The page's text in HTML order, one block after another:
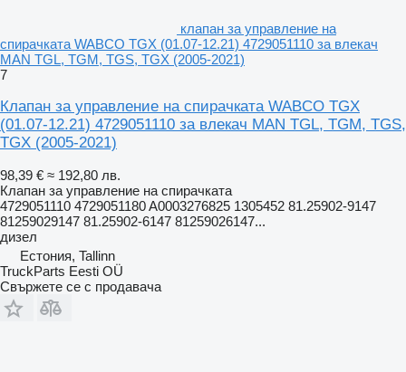
клапан за управление на
спирачката WABCO TGX (01.07-12.21) 4729051110 за влекач
MAN TGL, TGM, TGS, TGX (2005-2021)
7
Клапан за управление на спирачката WABCO TGX
(01.07-12.21) 4729051110 за влекач MAN TGL, TGM, TGS,
TGX (2005-2021)
98,39 € ≈ 192,80 лв.
Клапан за управление на спирачката
4729051110 4729051180 A0003276825 1305452 81.25902-9147
81259029147 81.25902-6147 81259026147...
дизел
Естония, Tallinn
TruckParts Eesti OÜ
Свържете се с продавача